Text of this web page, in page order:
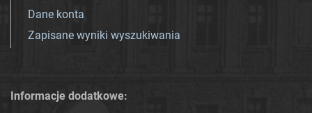
Dane konta
Zapisane wyniki wyszukiwania
Informacje dodatkowe: